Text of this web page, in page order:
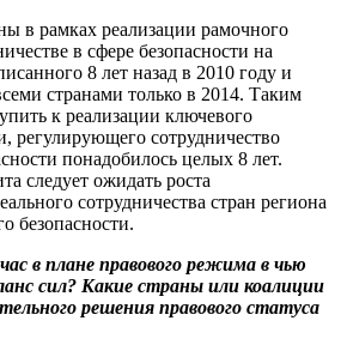
в рамках реализации рамочного
в сфере безопасности на
8 лет назад в 2010 году и
странами только в 2014. Таким
к реализации ключевого
регулирующего сотрудничество
понадобилось целых 8 лет.
следует ожидать роста
сотрудничества стран региона
безопасности.
в плане правового режима в чью
сил? Какие страны или коалиции
решения правового статуса